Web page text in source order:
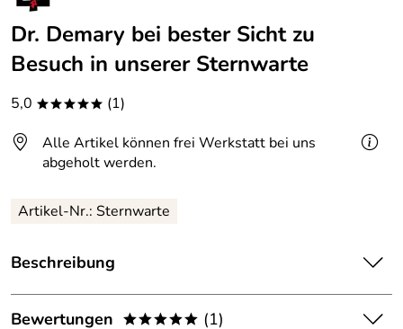
Dr. Demary bei bester Sicht zu
Besuch in unserer Sternwarte
5,0 ***** (1)
Alle Artikel können frei Werkstatt bei uns
abgeholt werden.
Artikel-Nr.: Sternwarte
Beschreibung
Dr. Demary bei bester Sicht zu Besuch in unserer
Sternwarte.
Bewertungen ***** (1)